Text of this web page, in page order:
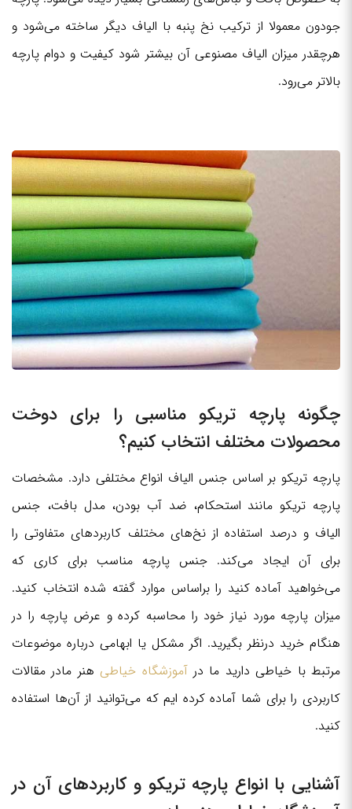
جودون معمولا از ترکیب نخ پنبه با الیاف دیگر ساخته می‌شود و
هرچقدر میزان الیاف مصنوعی آن بیشتر شود کیفیت و دوام پارچه
بالاتر می‌رود.
چگونه پارچه تریکو مناسبی را برای دوخت
محصولات مختلف انتخاب کنیم؟
پارچه تریکو بر اساس جنس الیاف انواع مختلفی دارد. مشخصات
پارچه تریکو مانند استحکام، ضد آب بودن، مدل بافت، جنس
الیاف و درصد استفاده از نخ‌های مختلف کاربردهای متفاوتی را
برای آن ایجاد می‌کند. جنس پارچه مناسب برای کاری که
می‌خواهید آماده کنید را براساس موارد گفته شده انتخاب کنید.
میزان پارچه مورد نیاز خود را محاسبه کرده و عرض پارچه را در
هنگام خرید درنظر بگیرید. اگر مشکل یا ابهامی درباره موضوعات
مرتبط با خیاطی دارید ما درآموزشگاه خیاطی هنر مادر مقالات
کاربردی را برای شما آماده کرده ایم که می‌توانید از آن‌ها استفاده
کنید.
آشنایی با انواع پارچه تریکو و کاربردهای آن در